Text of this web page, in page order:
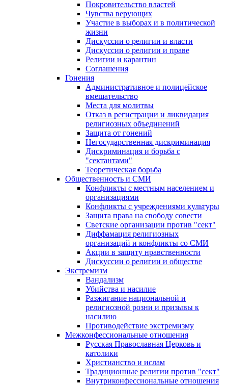
Покровительство властей
Чувства верующих
Участие в выборах и в политической
жизни
Дискуссии о религии и власти
Дискуссии о религии и праве
Религии и карантин
Соглашения
Гонения
Административное и полицейское
вмешательство
Места для молитвы
Отказ в регистрации и ликвидация
религиозных объединений
Защита от гонений
Негосударственная дискриминация
Дискриминация и борьба с
"сектантами"
Теоретическая борьба
Общественность и СМИ
Конфликты с местным населением и
организациями
Конфликты с учреждениями культуры
Защита права на свободу совести
Светские организации против "сект"
Диффамация религиозных
организаций и конфликты со СМИ
Акции в защиту нравственности
Дискуссии о религии и обществе
Экстремизм
Вандализм
Убийства и насилие
Разжигание национальной и
религиозной розни и призывы к
насилию
Противодействие экстремизму
Межконфессиональные отношения
Русская Православная Церковь и
католики
Христианство и ислам
Традиционные религии против "сект"
Внутриконфессиональные отношения